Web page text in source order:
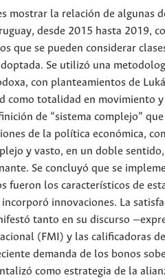
mostrar la relación de algunas
desde 2015 hasta 2019,
que se pueden considerar
Se utilizó una
con planteamientos de
como totalidad en movimiento
de “sistema complejo”
de la política económica,
y vasto, en un doble
Se concluyó que se
fueron los característicos de
innovaciones. La
tanto en su discurso
(FMI) y las calificadoras
demanda de los bonos
como estrategia de la